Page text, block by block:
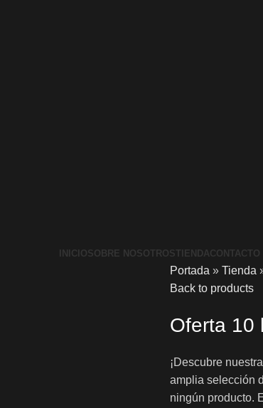
INICIOSOBRE NOSOTROSTIENDACONTACTO
Portada » Tienda
Back to products
Oferta 10
¡Descubre
amplia selección
ningún producto.